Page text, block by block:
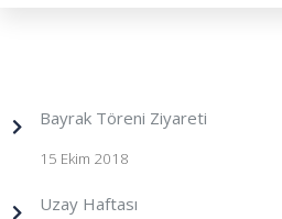
Bayrak Töreni Ziyareti
15 Ekim 2018
Uzay Haftası